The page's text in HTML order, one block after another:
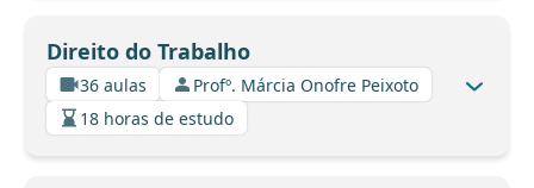
Direito do Trabalho
36 aulas
Profº. Márcia Onofre Peixoto
18 horas de estudo